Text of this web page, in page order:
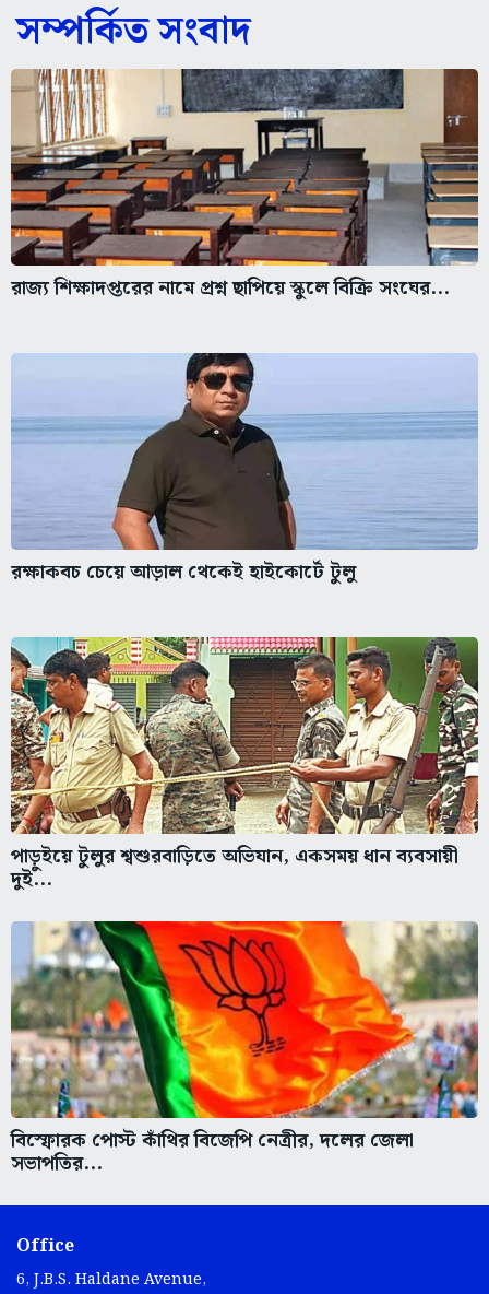
সম্পর্কিত সংবাদ
রাজ্য শিক্ষাদপ্তরের নামে প্রশ্ন ছাপিয়ে স্কুলে বিক্রি সংঘের...
রক্ষাকবচ চেয়ে আড়াল থেকেই হাইকোর্টে টুলু
পাড়ুইয়ে টুলুর শ্বশুরবাড়িতে অভিযান, একসময় ধান ব্যবসায়ী
দুই...
বিস্ফোরক পোস্ট কাঁথির বিজেপি নেত্রীর, দলের জেলা
সভাপতির...
Office
6, J.B.S. Haldane Avenue,